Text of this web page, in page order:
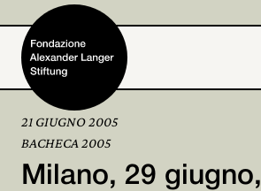
Home
21 GIUGNO 2005
BACHECA 2005
Milano, 29 giugno,